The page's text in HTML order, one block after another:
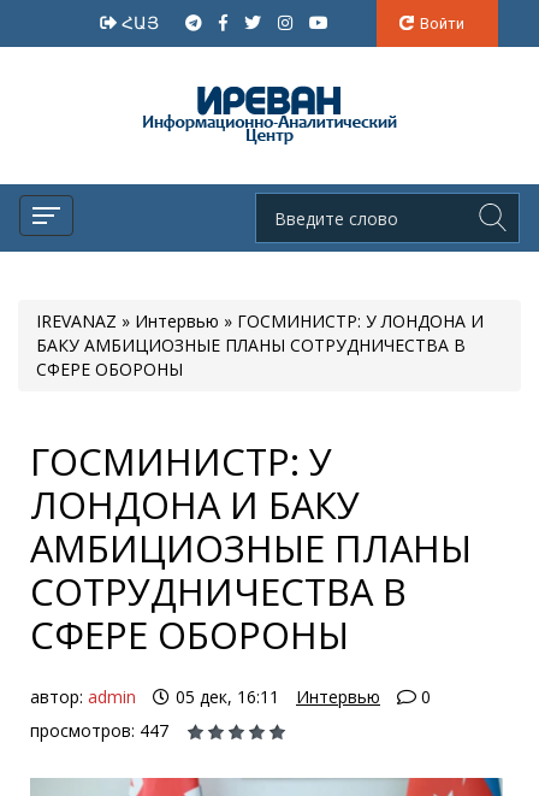
ՀԱՅ Войти
IREVANAZ » Интервью » ГОСМИНИСТР: У ЛОНДОНА И
БАКУ АМБИЦИОЗНЫЕ ПЛАНЫ СОТРУДНИЧЕСТВА В
СФЕРЕ ОБОРОНЫ
ГОСМИНИСТР: У
ЛОНДОНА И БАКУ
АМБИЦИОЗНЫЕ ПЛАНЫ
СОТРУДНИЧЕСТВА В
СФЕРЕ ОБОРОНЫ
автор: admin 05 дек, 16:11 Интервью
0
просмотров: 447